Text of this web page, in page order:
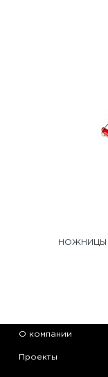
НОЖНИЦЫ
О компании
Проекты